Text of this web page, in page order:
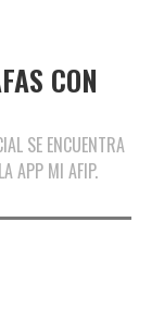
CON
SE ENCUENTRA
APP MI AFIP.